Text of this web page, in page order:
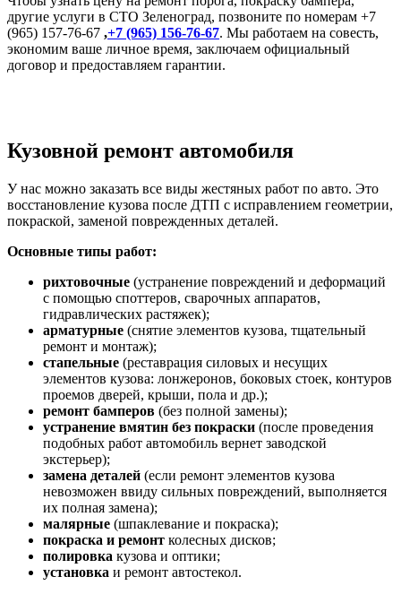
другие услуги в СТО Зеленоград, позвоните по номерам +7
(965) 157-76-67 ,+7 (965) 156-76-67. Мы работаем на совесть,
экономим ваше личное время, заключаем официальный
договор и предоставляем гарантии.
Кузовной ремонт автомобиля
У нас можно заказать все виды жестяных работ по авто. Это
восстановление кузова после ДТП с исправлением геометрии,
покраской, заменой поврежденных деталей.
Основные типы работ:
рихтовочные (устранение повреждений и деформаций
с помощью споттеров, сварочных аппаратов,
гидравлических растяжек);
арматурные (снятие элементов кузова, тщательный
ремонт и монтаж);
стапельные (реставрация силовых и несущих
элементов кузова: лонжеронов, боковых стоек, контуров
проемов дверей, крыши, пола и др.);
ремонт бамперов (без полной замены);
устранение вмятин без покраски (после проведения
подобных работ автомобиль вернет заводской
экстерьер);
замена деталей (если ремонт элементов кузова
невозможен ввиду сильных повреждений, выполняется
их полная замена);
малярные (шпаклевание и покраска);
покраска и ремонт колесных дисков;
полировка кузова и оптики;
установка и ремонт автостекол.